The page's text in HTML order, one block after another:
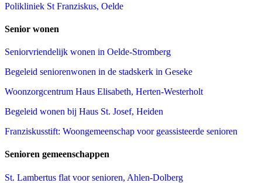
Polikliniek St Franziskus, Oelde
Senior wonen
Seniorvriendelijk wonen in Oelde-Stromberg
Begeleid seniorenwonen in de stadskerk in Geseke
Woonzorgcentrum Haus Elisabeth, Herten-Westerholt
Begeleid wonen bij Haus St. Josef, Heiden
Franziskusstift: Woongemeenschap voor geassisteerde senioren
Senioren gemeenschappen
St. Lambertus flat voor senioren, Ahlen-Dolberg